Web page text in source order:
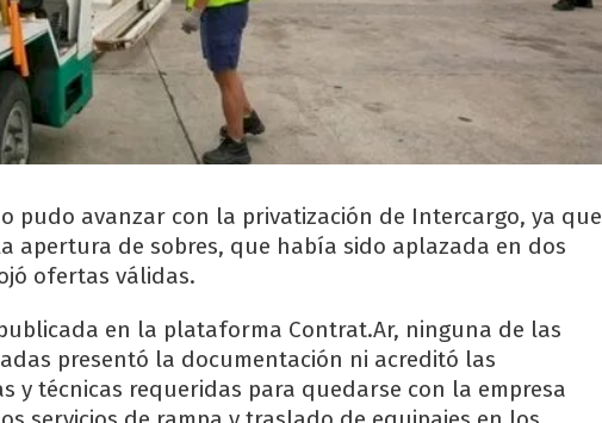
pudo avanzar con la privatización de Intercargo, ya que
apertura de sobres, que había sido aplazada en dos
ofertas válidas.
en la plataforma Contrat.Ar, ninguna de las
presentó la documentación ni acreditó las
y técnicas requeridas para quedarse con la empresa